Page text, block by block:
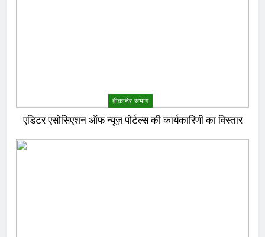
बीकानेर संभाग
एडिटर एसोसिएशन ऑफ न्यूज़ पोर्टल्स की कार्यकारिणी का विस्तार